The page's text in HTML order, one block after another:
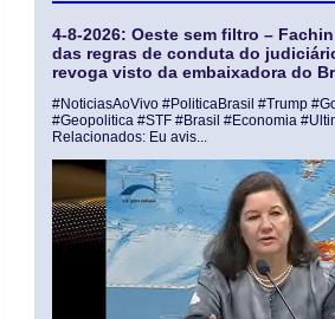
4-8-2026: Oeste sem filtro –
das regras de conduta do
revoga visto da embaixadora do
#NoticiasAoVivo #PoliticaBrasil #Trump
#Geopolitica #STF #Brasil #Economia
Relacionados: Eu avis...